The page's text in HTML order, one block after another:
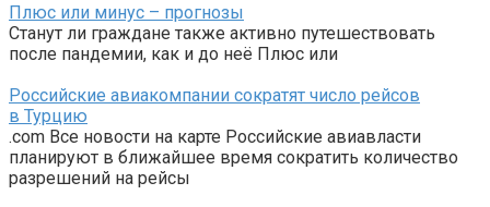
Плюс или минус – прогнозы
Станут ли граждане также активно путешествовать
после пандемии, как и до неё Плюс или
Российские авиакомпании сократят число рейсов
в Турцию
.com Все новости на карте Российские авиавласти
планируют в ближайшее время сократить количество
разрешений на рейсы